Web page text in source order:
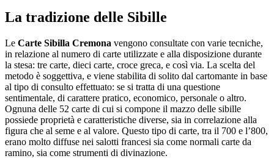
La tradizione delle Sibille
Le Carte Sibilla Cremona vengono consultate con varie tecniche,
in relazione al numero di carte utilizzate e alla disposizione durante
la stesa: tre carte, dieci carte, croce greca, e così via. La scelta del
metodo è soggettiva, e viene stabilita di solito dal cartomante in base
al tipo di consulto effettuato: se si tratta di una questione
sentimentale, di carattere pratico, economico, personale o altro.
Ognuna delle 52 carte di cui si compone il mazzo delle sibille
possiede proprietà e caratteristiche diverse, sia in correlazione alla
figura che al seme e al valore. Questo tipo di carte, tra il 700 e l’800,
erano molto diffuse nei salotti francesi sia come normali carte da
ramino, sia come strumenti di divinazione.